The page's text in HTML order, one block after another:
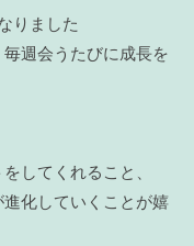
りました
週会うたびに成長を
してくれること、
化していくことが嬉